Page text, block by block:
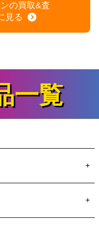
の買取&査
見る
一覧
+
+